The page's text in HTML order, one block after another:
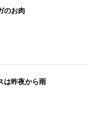
のお肉
は昨夜から雨